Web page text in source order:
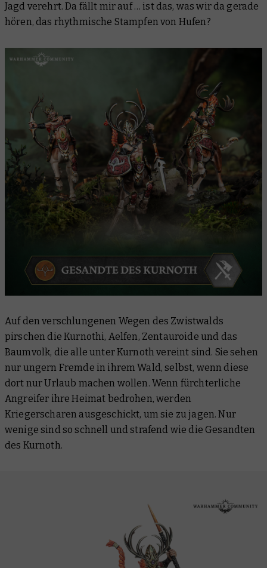
Jagd verehrt. Da fällt mir auf … ist das, was wir da gerade
hören, das rhythmische Stampfen von Hufen?
Auf den verschlungenen Wegen des Zwistwalds
pirschen die Kurnothi, Aelfen, Zentauroide und das
Baumvolk, die alle unter Kurnoth vereint sind. Sie sehen
nur ungern Fremde in ihrem Wald, selbst, wenn diese
dort nur Urlaub machen wollen. Wenn fürchterliche
Angreifer ihre Heimat bedrohen, werden
Kriegerscharen ausgeschickt, um sie zu jagen. Nur
wenige sind so schnell und strafend wie die Gesandten
des Kurnoth.